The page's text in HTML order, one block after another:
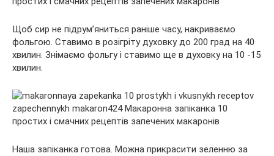
Щоб сир не підрум’яниться раніше часу, накриваємо
фольгою. Ставимо в розігріту духовку до 200 град на 40
хвилин. Знімаємо фольгу і ставимо ще в духовку на 10 -15
хвилин.
Наша запіканка готова. Можна прикрасити зеленню за